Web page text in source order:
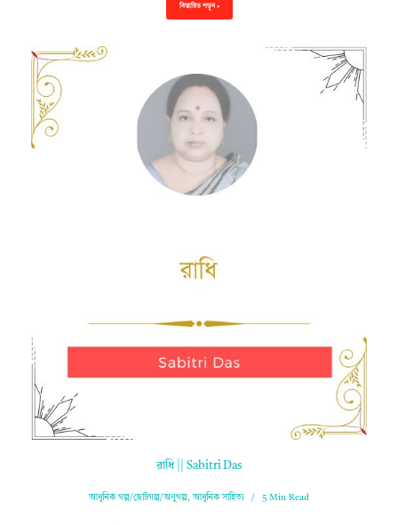
বিস্তারিত পড়ুন »
রাধি || Sabitri Das
আধুনিক গল্প/ছোটগল্প/অণুগল্প,আধুনিক সাহিত্য 5 Min Read